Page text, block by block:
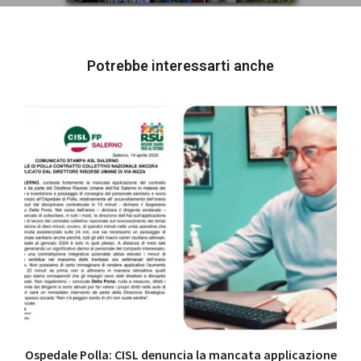
Potrebbe interessarti anche
Ospedale Polla: CISL denuncia la mancata applicazione